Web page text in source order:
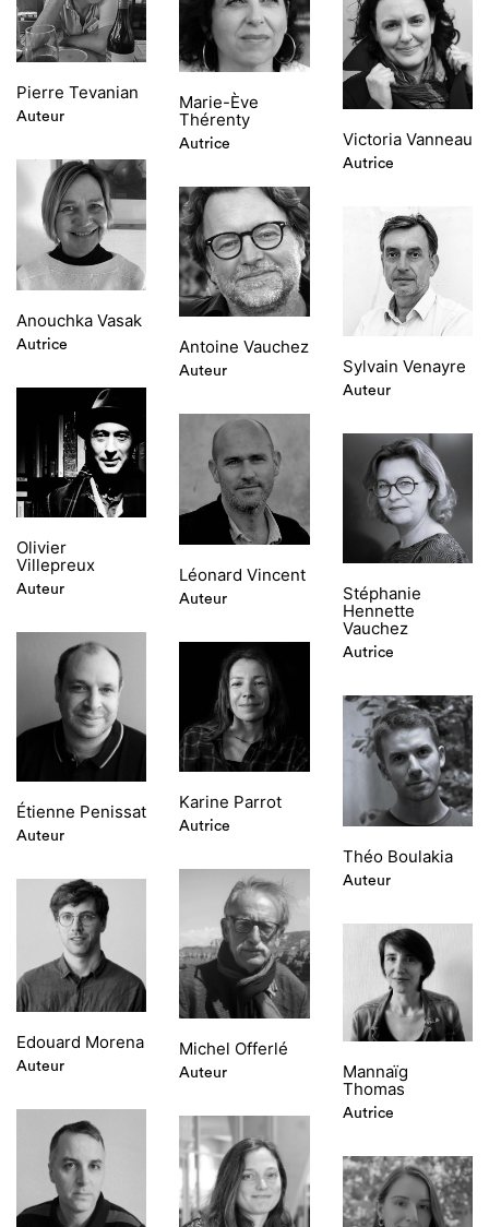
Pierre Tevanian
Auteur
Marie-Ève
Thérenty
Autrice Victoria Vanneau
Autrice
Anouchka Vasak
Autrice Antoine Vauchez
Auteur Sylvain Venayre
Auteur
Olivier
Villepreux
Auteur
Léonard Vincent
Auteur
Stéphanie
Hennette
Vauchez
Autrice
Étienne Penissat
Auteur
Karine Parrot
Autrice
Théo Boulakia
Auteur
Michel Offerlé
Auteur
Edouard Morena
Auteur
Mannaïg
Thomas
Autrice